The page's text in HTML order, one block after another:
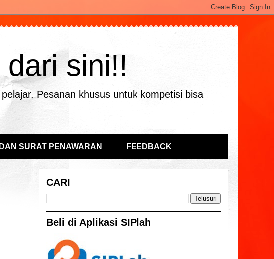
sini!!
Pesanan khusus untuk kompetisi bisa
SURAT PENAWARAN FEEDBACK
CARI
Beli di Aplikasi SIPlah